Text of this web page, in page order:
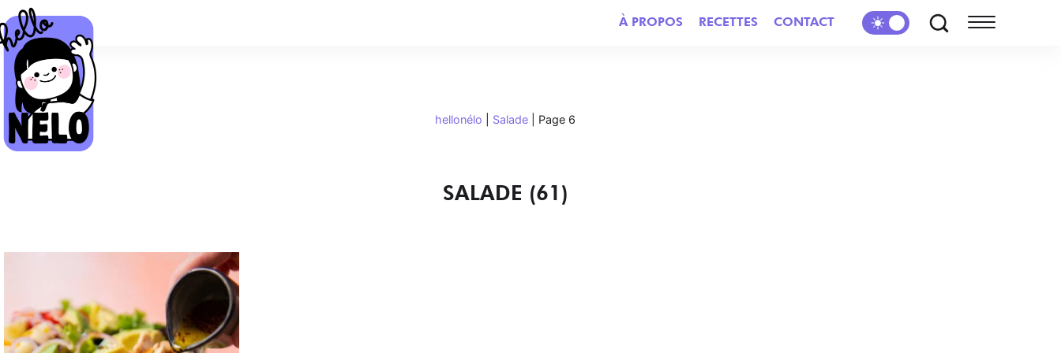
À PROPOS RECETTES CONTACT
hellonélo Salade Page 6
SALADE (61)